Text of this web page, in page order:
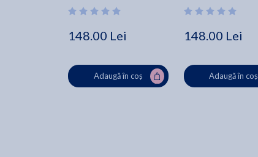
148.00 Lei
Adaugă în coș
148.00 Lei
Adaugă în coș